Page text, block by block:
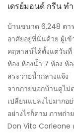
เดรย์มอนด์ กรีน ทำ
บ้านขนาด 6,248 ตาร
อาศัยอยู่ที่นั่นด้วย ผู้เ
คฤหาสน์ได้ตั้งแต่วันที่
ห้อง ห้องน้ำ 7 ห้อง ห้
สระว่ายน้ำกลางแจ้ง
จากภายนอกบ้านดูไม่
เปลี่ยนแปลงไปมากอ
อย่างไรก็ตาม ภาพถ่
Don Vito Corleone